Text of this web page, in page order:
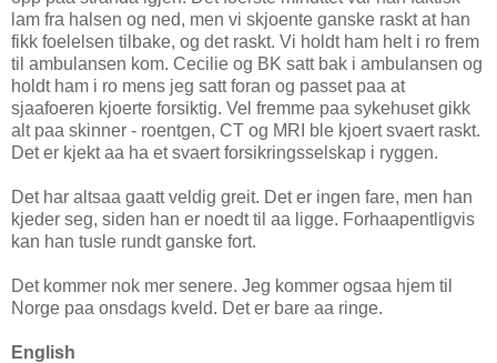
lam fra halsen og ned, men vi skjoente ganske raskt at han
fikk foelelsen tilbake, og det raskt. Vi holdt ham helt i ro frem
til ambulansen kom. Cecilie og BK satt bak i ambulansen og
holdt ham i ro mens jeg satt foran og passet paa at
sjaafoeren kjoerte forsiktig. Vel fremme paa sykehuset gikk
alt paa skinner - roentgen, CT og MRI ble kjoert svaert raskt.
Det er kjekt aa ha et svaert forsikringsselskap i ryggen.
Det har altsaa gaatt veldig greit. Det er ingen fare, men han
kjeder seg, siden han er noedt til aa ligge. Forhaapentligvis
kan han tusle rundt ganske fort.
Det kommer nok mer senere. Jeg kommer ogsaa hjem til
Norge paa onsdags kveld. Det er bare aa ringe.
English